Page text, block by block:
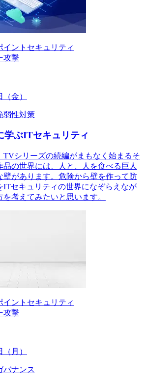
イントセキュリティ
攻撃
金）
弱性対策
学ぶITセキュリティ
TVシリーズの続編がまもなく始まるそ
品の世界には、人と、人を食べる巨人
壁があります。危険から壁を作って防
ITセキュリティの世界になぞらえなが
を考えてみたいと思います。
イントセキュリティ
攻撃
月）
バナンス